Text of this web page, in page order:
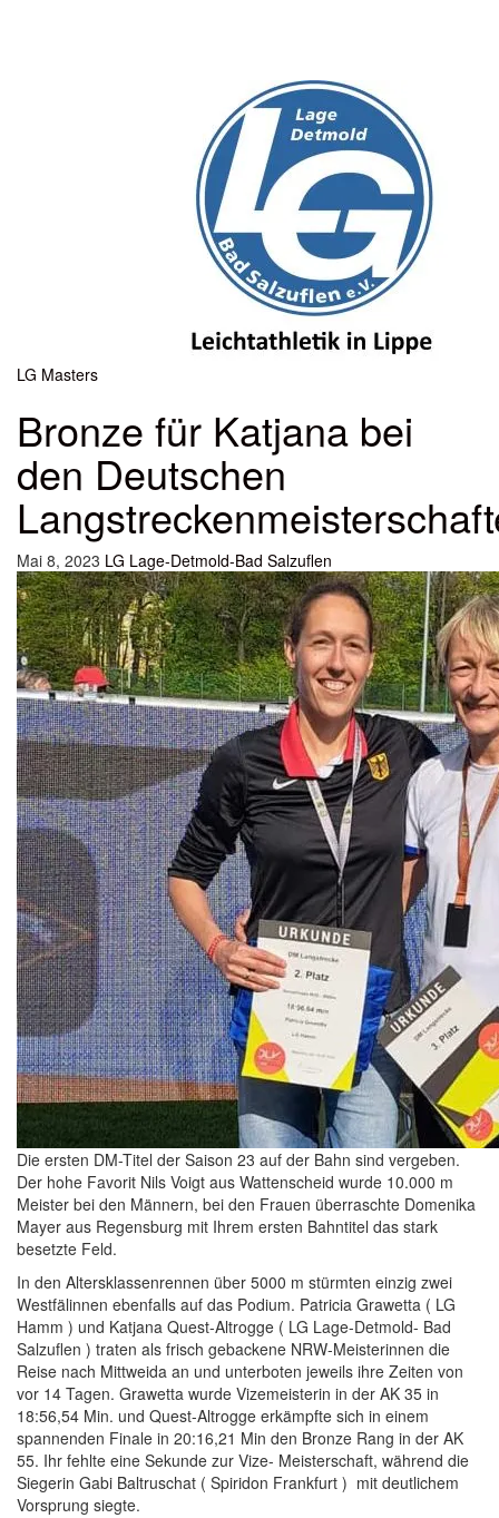
LG Masters
Bronze für Katjana bei
den Deutschen
Mai 8, 2023 LG Lage-Detmold-Bad Salzuflen
Die ersten DM-Titel der Saison 23 auf der Bahn sind vergeben.
Der hohe Favorit Nils Voigt aus Wattenscheid wurde 10.000 m
Meister bei den Männern, bei den Frauen überraschte Domenika
Mayer aus Regensburg mit Ihrem ersten Bahntitel das stark
besetzte Feld.
In den Altersklassenrennen über 5000 m stürmten einzig zwei
Westfälinnen ebenfalls auf das Podium. Patricia Grawetta ( LG
Hamm ) und Katjana Quest-Altrogge ( LG Lage-Detmold- Bad
Salzuflen ) traten als frisch gebackene NRW-Meisterinnen die
Reise nach Mittweida an und unterboten jeweils ihre Zeiten von
vor 14 Tagen. Grawetta wurde Vizemeisterin in der AK 35 in
18:56,54 Min. und Quest-Altrogge erkämpfte sich in einem
spannenden Finale in 20:16,21 Min den Bronze Rang in der AK
55. Ihr fehlte eine Sekunde zur Vize- Meisterschaft, während die
Siegerin Gabi Baltruschat ( Spiridon Frankfurt ) mit deutlichem
Vorsprung siegte.